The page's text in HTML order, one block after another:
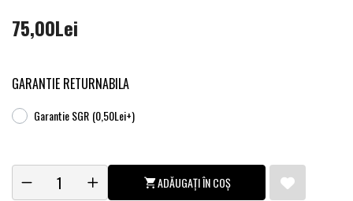
75,00Lei
GARANTIE RETURNABILA
Garantie SGR (0,50Lei+)
ADĂUGAȚI ÎN COȘ